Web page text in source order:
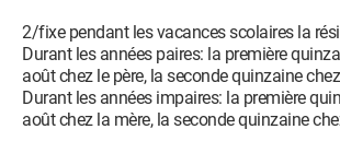
2/fixe pendant les vacances scolaires la
Durant les années paires: la première
août chez le père, la seconde quinzaine
Durant les années impaires: la première
août chez la mère, la seconde quinzaine